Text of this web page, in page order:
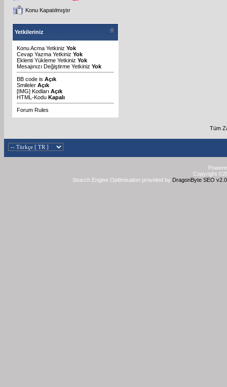
Konu Kapatılmıştır
Yetkileriniz
Konu Acma Yetkiniz Yok
Cevap Yazma Yetkiniz Yok
Eklenti Yükleme Yetkiniz Yok
Mesajınızı Değiştirme Yetkiniz Yok
BB code is Açık
Smileler Açık
[IMG] Kodları Açık
HTML-Kodu Kapalı
Forum Rules
Tüm
Copyright
Search Engine Optimisation provided by DragonByte SEO